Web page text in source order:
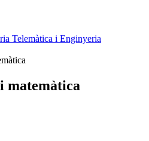
Telemàtica i Enginyeria
matemàtica